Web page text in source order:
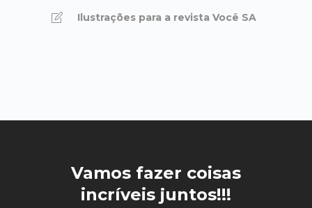
Ilustrações para a revista Você SA
Vamos fazer coisas
incríveis juntos!!!